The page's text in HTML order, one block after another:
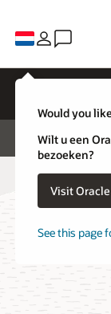
Would you
Wilt u een
bezoeken?
Visit
See this page